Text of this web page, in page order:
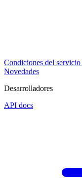
Condiciones del servicio
Novedades
Desarrolladores
API docs